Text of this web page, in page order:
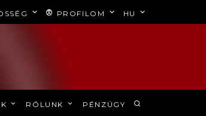
PROFILOM HU
RÓLUNK PÉNZÜGY